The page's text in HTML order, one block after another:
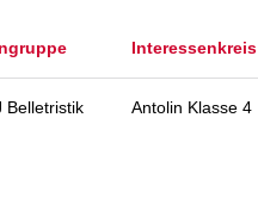
Interessenkreis
Belletristik Antolin Klasse 4